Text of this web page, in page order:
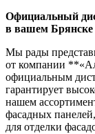
Официальный
в вашем Брянске
Мы рады
от компании
официальным
гарантирует
нашем
фасадных
для отделки